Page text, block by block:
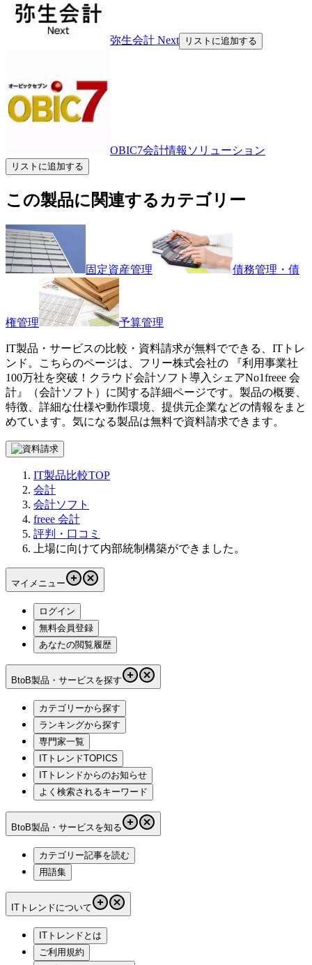
弥生会計 Next リストに追加する
OBIC7会計情報ソリューション
リストに追加する
この製品に関連するカテゴリー
固定資産管理 債務管理・債
権管理 予算管理
IT製品・サービスの比較・資料請求が無料でできる、ITトレ
ンド。こちらのページは、 フリー株式会社の 『利用事業社
100万社を突破！クラウド会計ソフト導入シェアNo1freee 会
計』（会計ソフト ）に関する詳細ページです。製品の概要、
特徴、詳細な仕様や動作環境、提供元企業などの情報をまと
めています。気になる製品は無料で資料請求できます。
IT製品比較TOP
会計
会計ソフト
freee 会計
評判・口コミ
上場に向けて内部統制構築ができました。
マイメニュー
ログイン
無料会員登録
あなたの閲覧履歴
BtoB製品・サービスを探す
カテゴリーから探す
ランキングから探す
専門家一覧
ITトレンドTOPICS
ITトレンドからのお知らせ
よく検索されるキーワード
BtoB製品・サービスを知る
カテゴリー記事を読む
用語集
ITトレンドについて
ITトレンドとは
ご利用規約